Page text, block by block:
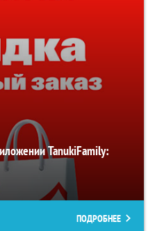
TanukiFamily:
ПОДРОБНЕЕ